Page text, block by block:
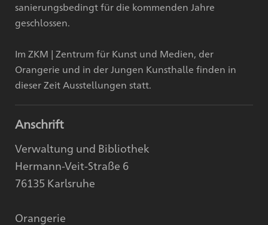
sanierungsbedingt für die kommenden Jahre
geschlossen.
Im ZKM | Zentrum für Kunst und Medien, der
Orangerie und in der Jungen Kunsthalle finden in
dieser Zeit Ausstellungen statt.
Anschrift
Verwaltung und Bibliothek
Hermann-Veit-Straße 6
76135 Karlsruhe
Orangerie